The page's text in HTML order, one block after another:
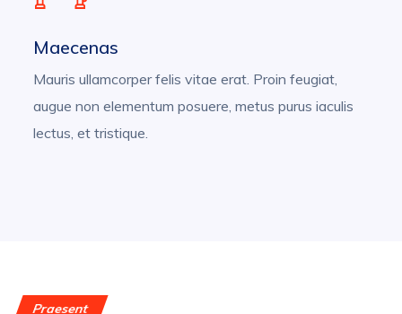
Maecenas
Mauris ullamcorper felis vitae erat. Proin feugiat,
augue non elementum posuere, metus purus iaculis
lectus, et tristique.
Praesent